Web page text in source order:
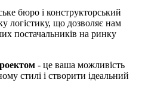
бюро і конструкторський
логістику, що дозволяє нам
постачальників на ринку
- це ваша можливість
стилі і створити ідеальний